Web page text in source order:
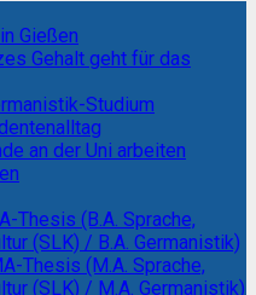
Gießen
Gehalt geht für das
Studium
an der Uni arbeiten
Thesis (B.A. Sprache,
(SLK) / B.A. Germanistik)
Thesis (M.A. Sprache,
(SLK) / M.A. Germanistik)